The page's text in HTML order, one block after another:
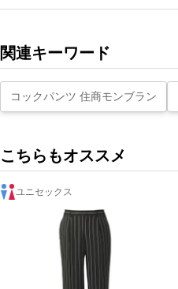
関連キーワード
コックパンツ 住商モンブラン
こちらもオススメ
ユニセックス